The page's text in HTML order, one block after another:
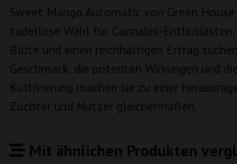
Sweet Mango Automatic von Green House
tadellose Wahl für Cannabis-
Blüte und einen reichhaltigen Ertrag
Geschmack, die potenten Wirkungen und
Kultivierung machen sie zu einer
Züchter und Nutzer gleichermaßen.
Mit ähnlichen Produkten